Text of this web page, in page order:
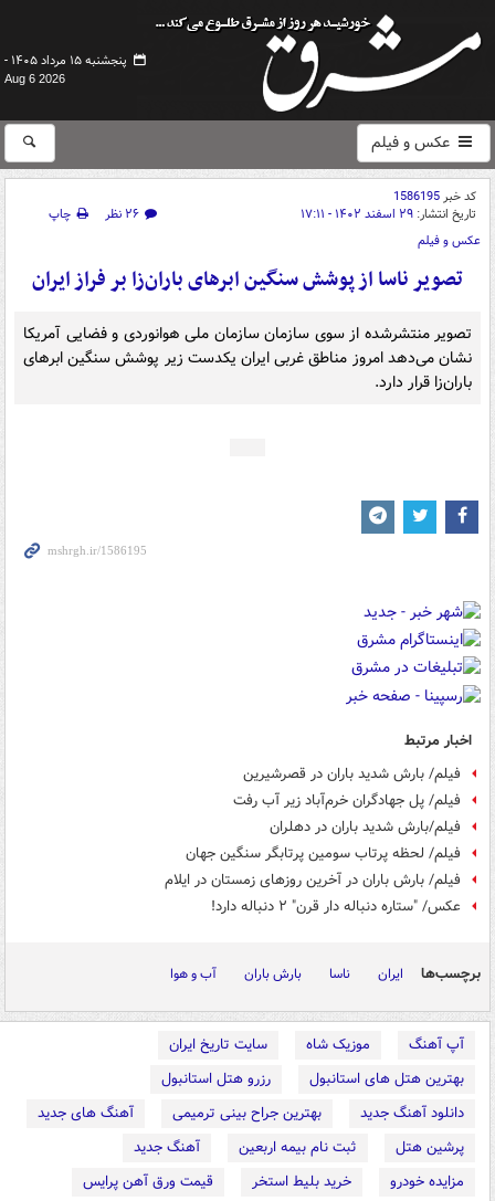
پنجشنبه ۱۵ مرداد ۱۴۰۵ -
Aug 6 2026
عکس و فیلم
کد خبر1586195
تاریخ انتشار: ۲۹ اسفند ۱۴۰۲ - ۱۷:۱۱ ۲۶ نظر
چاپ
عکس و فیلم
تصویر ناسا از پوشش سنگین ابرهای باران‌زا بر فراز ایران
تصویر منتشرشده از سوی سازمان سازمان ملی هوانوردی و فضایی آمریکا
نشان می‌دهد امروز مناطق غربی ایران یکدست زیر پوشش سنگین ابرهای
باران‌زا قرار دارد.
اخبار مرتبط
فیلم/ بارش شدید باران در قصرشیرین
فیلم/ پل جهادگران خرم‌آباد زیر آب رفت
فیلم/بارش شدید باران در دهلران
فیلم/ لحظه پرتاب سومین پرتابگر سنگین جهان
فیلم/ بارش باران در آخرین روزهای زمستان در ایلام
عکس/ "ستاره دنباله دار قرن" ۲ دنباله دارد!
برچسب‌ها ایران ناسا بارش باران آب و هوا
آپ آهنگ موزیک شاه
سایت تاریخ ایران
بهترین هتل های استانبول
رزرو هتل استانبول
دانلود آهنگ جدید
بهترین جراح بینی ترمیمی
آهنگ های جدید
پرشین هتل
ثبت نام بیمه اربعین
آهنگ جدید
مزایده خودرو
خرید بلیط استخر
قیمت ورق آهن پرایس